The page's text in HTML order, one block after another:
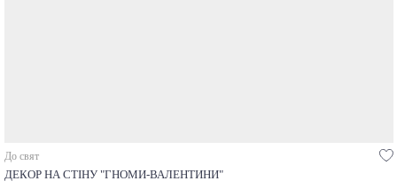
До свят
ДЕКОР НА СТІНУ "ГНОМИ-ВАЛЕНТИНИ"